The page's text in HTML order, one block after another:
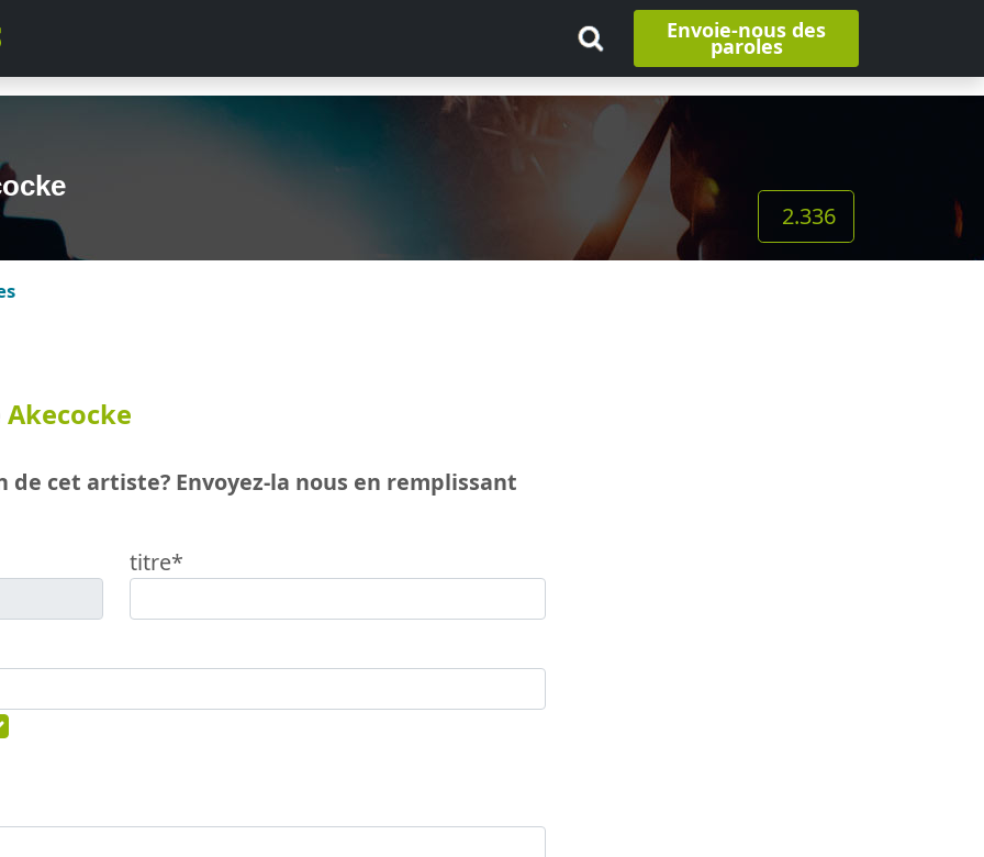
Envoie-nous des
paroles
2.336
Akecocke
de cet artiste? Envoyez-la nous en remplissant
titre*